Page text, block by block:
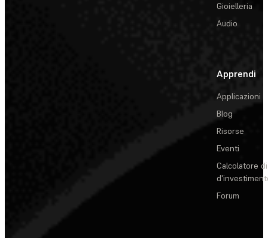
Gioielleria
Audio
Apprendi
Applicazioni
Blog
Risorse
Eventi
Calcolatore
Forum